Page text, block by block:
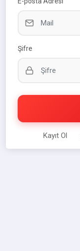
Şifre
Kayıt Ol